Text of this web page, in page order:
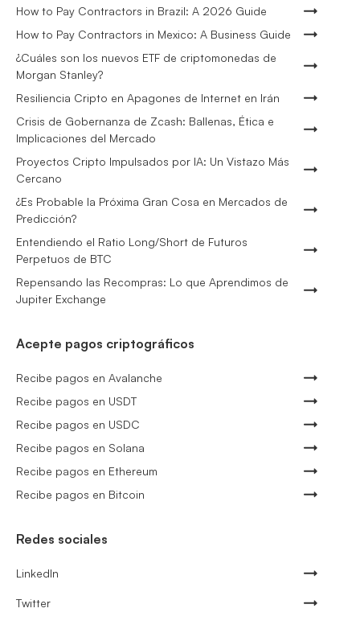
How to Pay Contractors in Brazil: A 2026 Guide
How to Pay Contractors in Mexico: A Business Guide
¿Cuáles son los nuevos ETF de criptomonedas de
Morgan Stanley?
Resiliencia Cripto en Apagones de Internet en Irán
Crisis de Gobernanza de Zcash: Ballenas, Ética e
Implicaciones del Mercado
Proyectos Cripto Impulsados por IA: Un Vistazo Más
Cercano
¿Es Probable la Próxima Gran Cosa en Mercados de
Predicción?
Entendiendo el Ratio Long/Short de Futuros
Perpetuos de BTC
Repensando las Recompras: Lo que Aprendimos de
Jupiter Exchange
Acepte pagos criptográficos
Recibe pagos en Avalanche
Recibe pagos en USDT
Recibe pagos en USDC
Recibe pagos en Solana
Recibe pagos en Ethereum
Recibe pagos en Bitcoin
Redes sociales
LinkedIn
Twitter